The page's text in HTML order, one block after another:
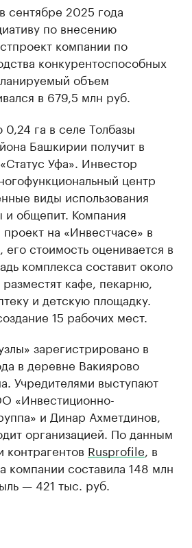
сентябре 2025 года
по внесению
компании по
конкурентоспособных
объем
в 679,5 млн руб.
га в селе Толбазы
Башкирии получит в
Уфа». Инвестор
центр
виды использования
общепит. Компания
на «Инвестчасе» в
стоимость оценивается в
комплекса составит около
кафе, пекарню,
и детскую площадку.
15 рабочих мест.
зарегистрировано в
в деревне Вакиярово
Учредителями выступают
«Инвестиционно-
и Динар Ахметдинов,
организацией. По данным
Rusprofile , в
компании составила 148 млн
— 421 тыс. руб.